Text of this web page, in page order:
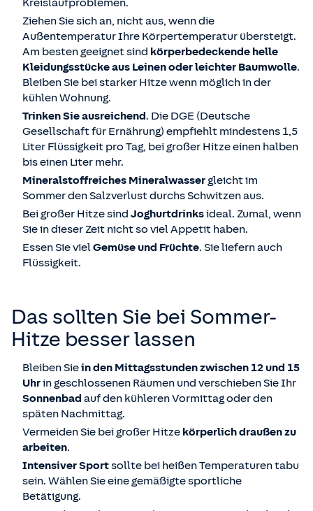
Kreislaufproblemen.
Ziehen Sie sich an, nicht aus, wenn die
Außentemperatur Ihre Körpertemperatur übersteigt.
Am besten geeignet sind körperbedeckende helle
Kleidungsstücke aus Leinen oder leichter Baumwolle.
Bleiben Sie bei starker Hitze wenn möglich in der
kühlen Wohnung.
Trinken Sie ausreichend . Die DGE (Deutsche
Gesellschaft für Ernährung) empfiehlt mindestens 1,5
Liter Flüssigkeit pro Tag, bei großer Hitze einen halben
bis einen Liter mehr.
Mineralstoffreiches Mineralwasser gleicht im
Sommer den Salzverlust durchs Schwitzen aus.
Bei großer Hitze sind Joghurtdrinksideal. Zumal, wenn
Sie in dieser Zeit nicht so viel Appetit haben.
Essen Sie vielGemüse und Früchte. Sie liefern auch
Flüssigkeit.
Das sollten Sie bei Sommer-
Hitze besser lassen
Bleiben Siein den Mittagsstunden zwischen 12 und 15
Uhrin geschlossenen Räumen und verschieben Sie Ihr
Sonnenbad auf den kühleren Vormittag oder den
späten Nachmittag.
Vermeiden Sie bei großer Hitze körperlich draußen zu
arbeiten.
Intensiver Sportsollte bei heißen Temperaturen tabu
sein. Wählen Sie eine gemäßigte sportliche
Betätigung.